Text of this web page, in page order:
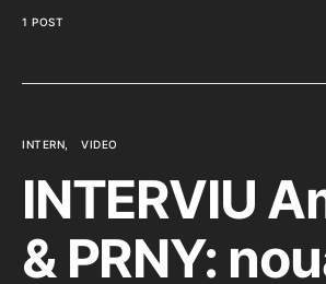
1 POST
INTERN VIDEO
INTERVIU
& PRNY: